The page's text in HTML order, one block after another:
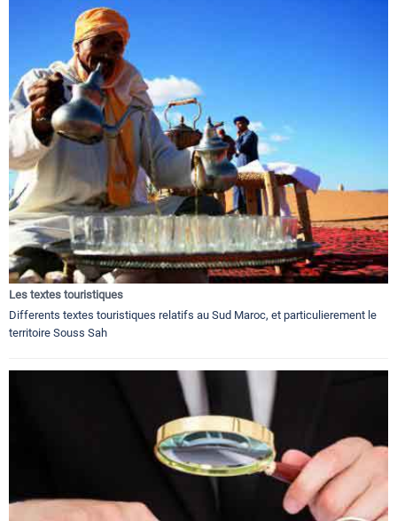
Les textes touristiques
Differents textes touristiques relatifs au Sud Maroc, et particulierement le
territoire Souss Sah